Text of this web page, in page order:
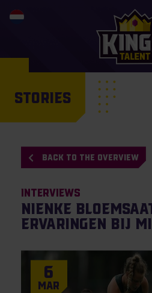
STORIES
BACK TO THE OVERVIEW
Interviews
Nienke
ervaringen bij
6
Mar